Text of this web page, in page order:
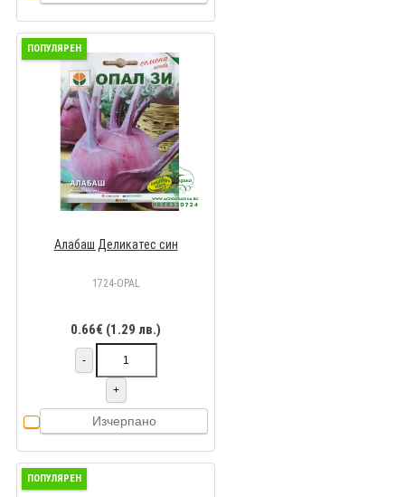
ПОПУЛЯРЕН
Алабаш Деликатес син
1724-OPAL
0.66€ (1.29 лв.)
-
+
Изчерпано
ПОПУЛЯРЕН